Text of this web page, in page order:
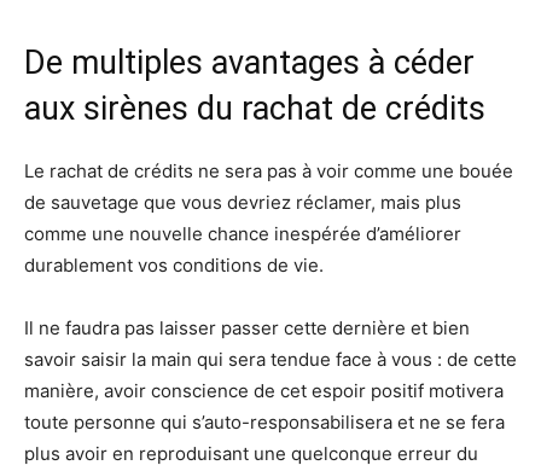
De multiples avantages à céder
aux sirènes du rachat de crédits
Le rachat de crédits ne sera pas à voir comme une bouée
de sauvetage que vous devriez réclamer, mais plus
comme une nouvelle chance inespérée d’améliorer
durablement vos conditions de vie.
Il ne faudra pas laisser passer cette dernière et bien
savoir saisir la main qui sera tendue face à vous : de cette
manière, avoir conscience de cet espoir positif motivera
toute personne qui s’auto-responsabilisera et ne se fera
plus avoir en reproduisant une quelconque erreur du